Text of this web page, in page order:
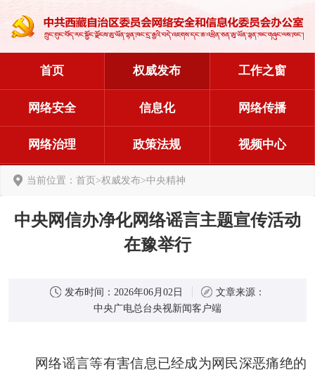
首页 权威发布 工作之窗
网络安全 信息化 网络传播
网络治理 政策法规 视频中心
当前位置： 首页>权威发布>中央精神
中央网信办净化网络谣言主题宣传活动
在豫举行
发布时间： 2026年06月02日
文章来源：
中央广电总台央视新闻客户端
网络谣言等有害信息已经成为网民深恶痛绝的